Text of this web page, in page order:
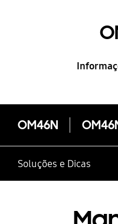
OM46N
Soluções e Dicas